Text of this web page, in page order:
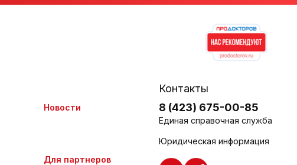
Новости
Для партнеров
Контакты
8 (423) 675-00-85
Единая справочная служба
Юридическая информация